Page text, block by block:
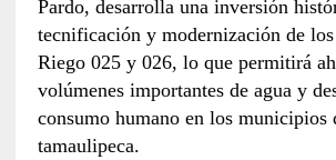
Pardo, desarrolla una inversión
tecnificación y modernización de
Riego 025 y 026, lo que permitirá
volúmenes importantes de agua y
consumo humano en los municipios
tamaulipeca.